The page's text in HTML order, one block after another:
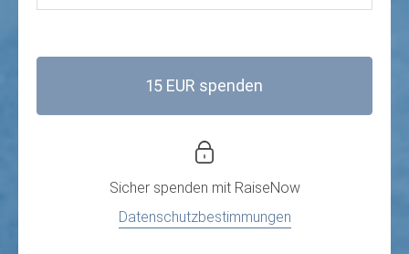
15 EUR spenden
Sicher spenden mit RaiseNow
Datenschutzbestimmungen